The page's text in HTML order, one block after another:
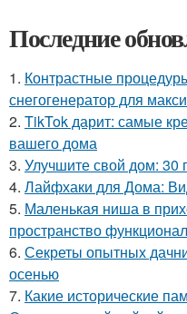
Последние
1. Контрастные
снегогенератор для
2. TikTok дарит: самые
вашего дома
3. Улучшите свой дом: 30
4. Лайфхаки для Дома:
5. Маленькая ниша в
пространство
6. Секреты опытных
осенью
7. Какие исторические